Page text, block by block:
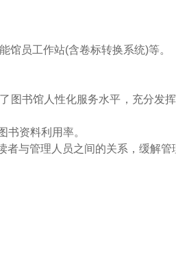
员工作站(含卷标转换系统)等。
书馆人性化服务水平，充分发
书资料利用率。
与管理人员之间的关系，缓解管